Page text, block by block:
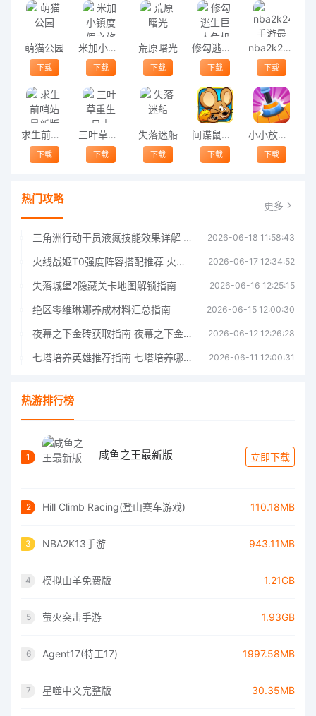
萌猫公园
下载
米加小镇度假之旅
下载
荒原曙光
下载
修勾逃生巨人危机
下载
nba2k24手游最新版
下载
求生前哨站最新版
下载
三叶草重生日志
下载
失落迷船
下载
间谍鼠最新版
下载
小小放置工厂游戏(idle factory)
下载
热门攻略 更多
三角洲行动干员液氮技能效果详解 三角洲行动干员液氮技能介绍 2026-06-18 11:58:43
火线战姬T0强度阵容搭配推荐 火线战姬T0强度阵容哪个好 2026-06-17 12:34:52
失落城堡2隐藏关卡地图解锁指南 2026-06-16 12:25:15
绝区零维琳娜养成材料汇总指南 2026-06-15 12:00:30
夜幕之下金砖获取指南 夜幕之下金砖获取方法 2026-06-12 12:26:28
七塔培养英雄推荐指南 七塔培养哪个英雄好 2026-06-11 12:00:31
热游排行榜
1 咸鱼之王最新版 立即下载
2 Hill Climb Racing(登山赛车游戏) 110.18MB
3 NBA2K13手游 943.11MB
4 模拟山羊免费版 1.21GB
5 萤火突击手游 1.93GB
6 Agent17(特工17) 1997.58MB
7 星噬中文完整版 30.35MB